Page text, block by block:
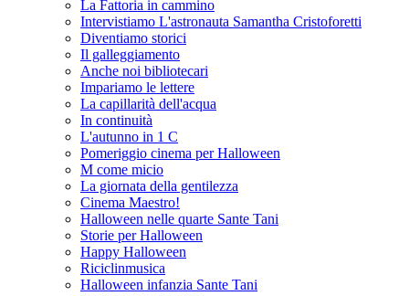
La Fattoria in cammino
Intervistiamo L'astronauta Samantha Cristoforetti
Diventiamo storici
Il galleggiamento
Anche noi bibliotecari
Impariamo le lettere
La capillarità dell'acqua
In continuità
L'autunno in 1 C
Pomeriggio cinema per Halloween
M come micio
La giornata della gentilezza
Cinema Maestro!
Halloween nelle quarte Sante Tani
Storie per Halloween
Happy Halloween
Riciclinmusica
Halloween infanzia Sante Tani